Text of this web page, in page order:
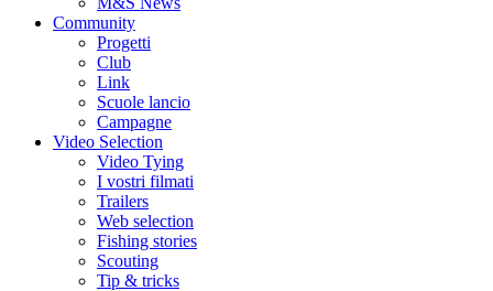
Community
Progetti
Club
Link
Scuole lancio
Campagne
Video Selection
Video Tying
I vostri filmati
Trailers
Web selection
Fishing stories
Scouting
Tip & tricks